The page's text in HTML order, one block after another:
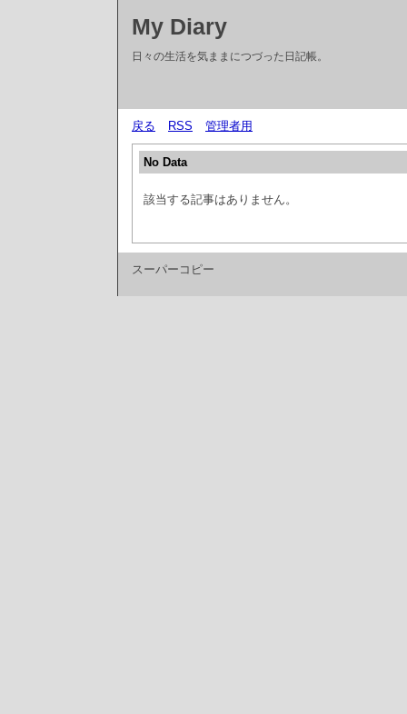
My Diary
日々の生活を気ままにつづった日記帳。
戻る RSS 管理者用
No Data
該当する記事はありません。
スーパーコピー